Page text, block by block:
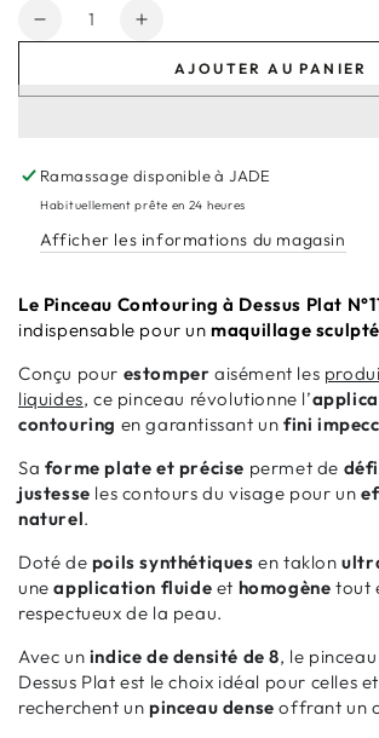
Quantité
Réduire
à
Dessus
Plat
N°11
Augmenter
quantité
à
Dessus
Plat
N°11
AJOUTER AU PANIER
Ramassage disponible àJADE
Habituellement prête en 24 heures
Afficher les informations du magasin
Le Pinceau Contouring à Dessus Plat
indispensable pour unmaquillage sculpté
Conçu pour estomperaisément les
liquides, ce pinceau révolutionne l’
contouring en garantissant un fini
Sa forme plate et précise permet de
justesse les contours du visage pour un
naturel.
Doté de poils synthétiquesen taklon
une application fluide et homogène tout
respectueux de la peau.
Avec un indice de densité de 8, le
Dessus Plat est le choix idéal pour celles
recherchent un pinceau denseoffrant un